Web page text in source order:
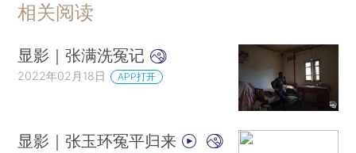
相关阅读
显影｜张满洗冤记
2022年02月18日 APP打开
显影｜张玉环冤平归来